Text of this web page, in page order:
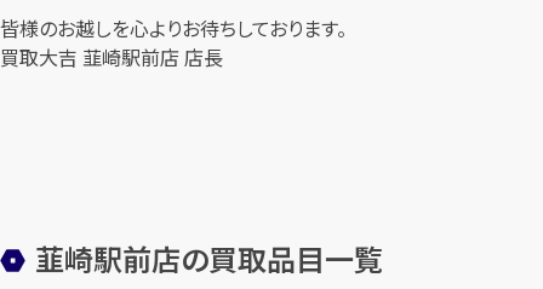
皆様のお越しを心よりお待ちしております。
買取大吉 韮崎駅前店 店長
韮崎駅前店の買取品目一覧